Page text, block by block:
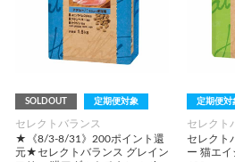
SOLDOUT 定期便対象
セレクトバランス
★《8/3-8/31》200ポイント還
元★セレクトバランス グレイン
定期便対
セレクト
セレクト
ー 猫エ